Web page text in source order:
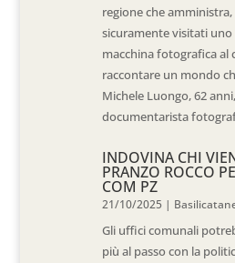
regione che
sicuramente visitati
macchina fotografica al
raccontare un mondo
Michele Luongo, 62 anni,
documentarista
INDOVINA CHI
PRANZO ROCCO
COM PZ
21/10/2025 |
Gli uffici comunali
più al passo con la